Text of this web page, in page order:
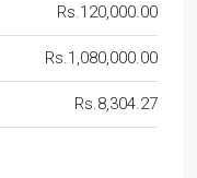
Rs.120,000.00
Rs.1,080,000.00
Rs.8,304.27